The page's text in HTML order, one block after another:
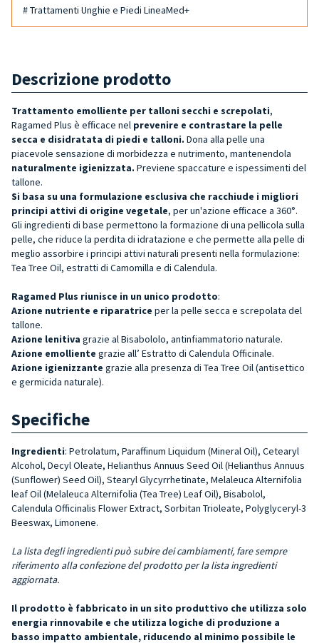
# Trattamenti Unghie e Piedi LineaMed+
Descrizione prodotto
Trattamento emolliente per talloni secchi e screpolati,
Ragamed Plus è efficace nel prevenire e contrastare la pelle
secca e disidratata di piedi e talloni. Dona alla pelle una
piacevole sensazione di morbidezza e nutrimento, mantenendola
naturalmente igienizzata. Previene spaccature e ispessimenti del
tallone.
Si basa su una formulazione esclusiva che racchiude i migliori
principi attivi di origine vegetale, per un'azione efficace a 360°.
Gli ingredienti di base permettono la formazione di una pellicola sulla
pelle, che riduce la perdita di idratazione e che permette alla pelle di
meglio assorbire i principi attivi naturali presenti nella formulazione:
Tea Tree Oil, estratti di Camomilla e di Calendula.
Ragamed Plus riunisce in un unico prodotto:
Azione nutriente e riparatrice per la pelle secca e screpolata del
tallone.
Azione lenitiva grazie al Bisabololo, antinfiammatorio naturale.
Azione emolliente grazie all’ Estratto di Calendula Officinale.
Azione igienizzante grazie alla presenza di Tea Tree Oil (antisettico
e germicida naturale).
Specifiche
Ingredienti: Petrolatum, Paraffinum Liquidum (Mineral Oil), Cetearyl
Alcohol, Decyl Oleate, Helianthus Annuus Seed Oil (Helianthus Annuus
(Sunflower) Se­ed Oil), Stearyl Glycyrrhetinate, Melaleuca Alternifolia
leaf Oil (Melaleuca Alter­nifolia (Tea Tree) Leaf Oil), Bisabolol,
Calendula Officinalis Flower Extract, Sor­bitan Trioleate, Polyglyceryl-3
Beeswax, Limonene.
La lista degli ingredienti può subire dei cambiamenti, fare sempre
riferimento alla confezione del prodotto per la lista ingredienti
aggiornata.
Il prodotto è fabbricato in un sito produttivo che utilizza solo
energia rinnovabile e che utilizza logiche di produzione a
basso impatto ambientale, riducendo al minimo possibile le